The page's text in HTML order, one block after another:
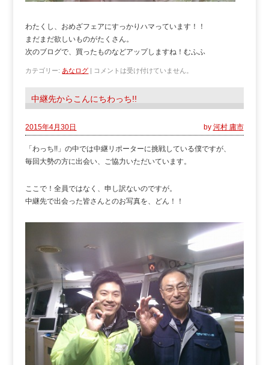
わたくし、おめざフェアにすっかりハマっています！！
まだまだ欲しいものがたくさん。
次のブログで、買ったものなどアップしますね！むふふ
カテゴリー: あなログ | コメントは受け付けていません。
中継先からこんにちわっち!!
2015年4月30日 by 河村 庸市
「わっち!!」の中では中継リポーターに挑戦している僕ですが、
毎回大勢の方に出会い、ご協力いただいています。
ここで！全員ではなく、申し訳ないのですが。
中継先で出会った皆さんとのお写真を、どん！！